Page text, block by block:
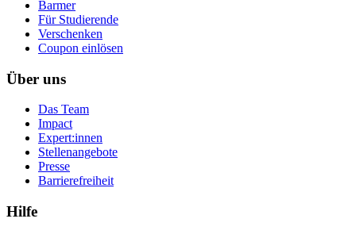
Barmer
Für Studierende
Ver­schen­ken
Coupon einlösen
Über uns
Das Team
Impact
Expert:innen
Stellenangebote
Presse
Barrierefreiheit
Hilfe